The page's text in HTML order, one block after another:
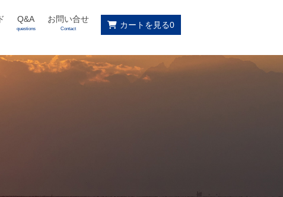
Q&A
questions
お問い合せ
Contact カートを見る0